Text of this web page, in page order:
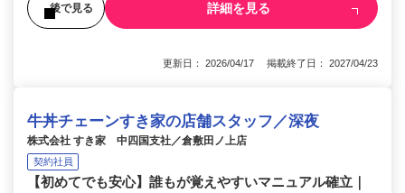
後で見る 詳細を見る
更新日： 2026/04/17 掲載終了日： 2027/04/23
牛丼チェーンすき家の店舗スタッフ／深夜
株式会社 すき家 中四国支社／倉敷田ノ上店
契約社員
【初めてでも安心】誰もが覚えやすいマニュアル確立｜